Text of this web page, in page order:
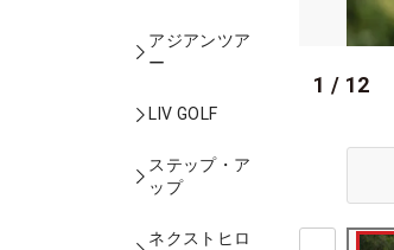
アジアンツア
ー
LIV GOLF
ステップ・ア
ップ
ネクストヒロ
1 / 12